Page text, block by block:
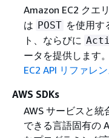
Amazon EC2 クエ
は POST を使用す
ト、ならびに
ータを提供します
EC2 API リファレ
AWS SDKs
AWS サービスと
できる言語固有の